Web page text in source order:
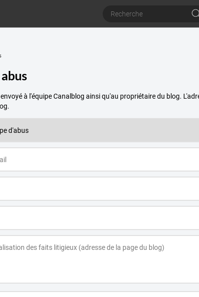
à l'équipe Canalblog ainsi qu'au propriétaire du blog.